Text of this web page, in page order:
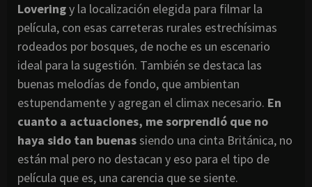
Loveringy la localización elegida para filmar la
película, con esas carreteras rurales estrechísimas
rodeados por bosques, de noche es un escenario
ideal para la sugestión. También se destaca las
buenas melodías de fondo, que ambientan
estupendamente y agregan el climax necesario. En
cuanto a actuaciones, me sorprendió que no
haya sido tan buenassiendo una cinta Británica, no
están mal pero no destacan y eso para el tipo de
película que es, una carencia que se siente.